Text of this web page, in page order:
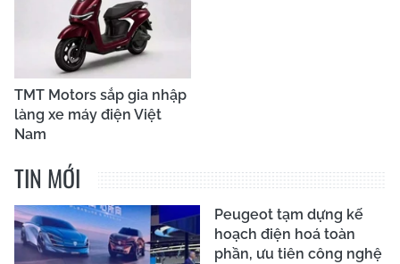
TMT Motors sắp gia nhập
làng xe máy điện Việt
Nam
TIN MỚI
Peugeot tạm dựng kế
hoạch điện hoá toàn
phần, ưu tiên công nghệ